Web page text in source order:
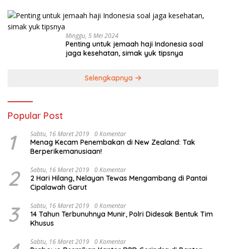
Minggu, 5 Mei 2024
Penting untuk jemaah haji Indonesia soal
jaga kesehatan, simak yuk tipsnya
Selengkapnya
Popular Post
1 Sabtu, 16 Maret 2019 0 Komentar
Menag Kecam Penembakan di New Zealand: Tak
Berperikemanusiaan!
2 Sabtu, 16 Maret 2019 0 Komentar
2 Hari Hilang, Nelayan Tewas Mengambang di Pantai
Cipalawah Garut
3 Sabtu, 16 Maret 2019 0 Komentar
14 Tahun Terbunuhnya Munir, Polri Didesak Bentuk Tim
Khusus
Sabtu, 16 Maret 2019 0 Komentar